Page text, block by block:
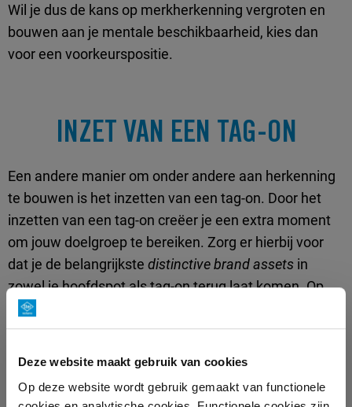
Deze website maakt gebruik van cookies
Op deze website wordt gebruik gemaakt van functionele
Wil je dus de kans op merkherkenning vergroten en
bouwen aan je mentale beschikbaarheid, kies dan
voor een voorkeurspositie.
INZET VAN EEN TAG-ON
Een andere manier om onder andere aan herkenning
te bouwen is het inzetten van een tag-on. Door het
inzetten van een tag-on creëer je een extra moment
om jouw doelgroep te bereiken. Zorg er hierbij voor
dat je de belangrijkste distinctive brand assets in
zowel je hoofdspot als tag-on terug laat komen. Op
deze manier wordt het verwerkingsproces bij de
ontvanger meerdere malen geactiveerd en worden